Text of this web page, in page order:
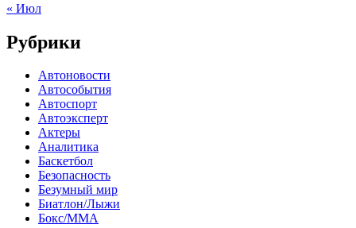
« Июл
Рубрики
Автоновости
Автособытия
Автоспорт
Автоэксперт
Актеры
Аналитика
Баскетбол
Безопасность
Безумный мир
Биатлон/Лыжи
Бокс/MMA